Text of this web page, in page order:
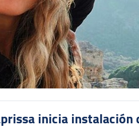
inicia